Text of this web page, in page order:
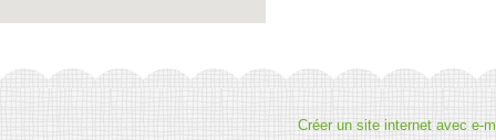
Créer un site internet avec e-